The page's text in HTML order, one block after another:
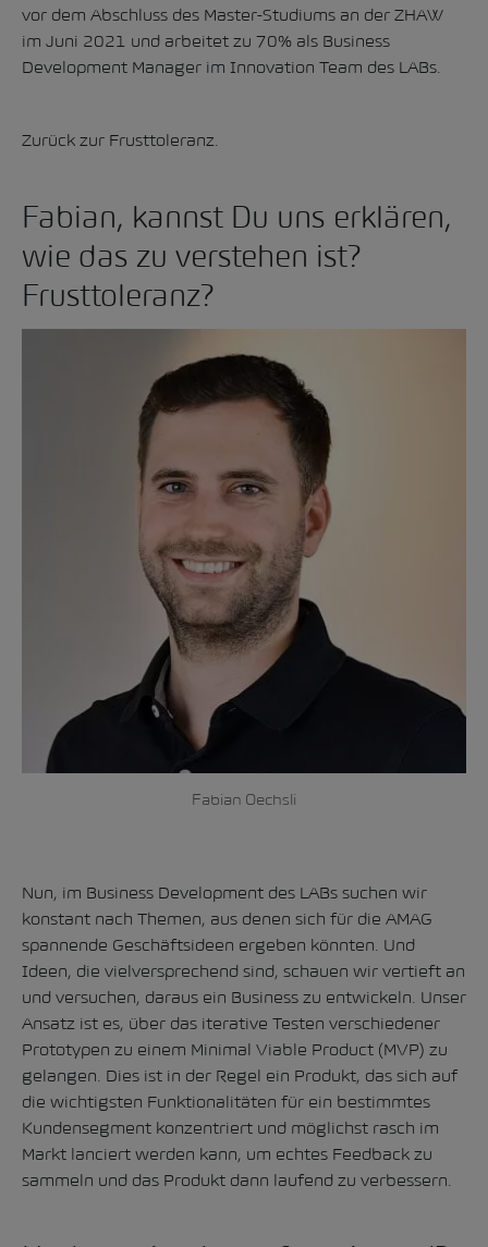
vor dem Abschluss des Master-Studiums an der ZHAW
im Juni 2021 und arbeitet zu 70% als Business
Development Manager im Innovation Team des LABs.
Zurück zur Frusttoleranz.
Fabian, kannst Du uns erklären,
wie das zu verstehen ist?
Frusttoleranz?
Fabian Oechsli
Nun, im Business Development des LABs suchen wir
konstant nach Themen, aus denen sich für die AMAG
spannende Geschäftsideen ergeben könnten. Und
Ideen, die vielversprechend sind, schauen wir vertieft an
und versuchen, daraus ein Business zu entwickeln. Unser
Ansatz ist es, über das iterative Testen verschiedener
Prototypen zu einem Minimal Viable Product (MVP) zu
gelangen. Dies ist in der Regel ein Produkt, das sich auf
die wichtigsten Funktionalitäten für ein bestimmtes
Kundensegment konzentriert und möglichst rasch im
Markt lanciert werden kann, um echtes Feedback zu
sammeln und das Produkt dann laufend zu verbessern.